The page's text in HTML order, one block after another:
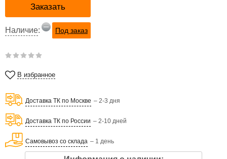
Заказать
Наличие: Под заказ
В избранное
Доставка ТК по Москве – 2-3 дня
Доставка ТК по России – 2-10 дней
Самовывоз со склада – 1 день